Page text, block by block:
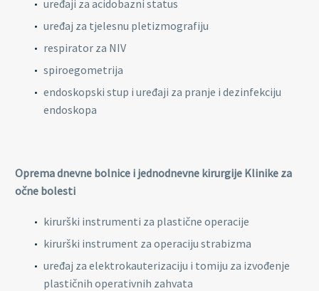
uređaji za acidobazni status
uređaj za tjelesnu pletizmografiju
respirator za NIV
spiroegometrija
endoskopski stup i uređaji za pranje i dezinfekciju
endoskopa
Oprema dnevne bolnice i jednodnevne kirurgije Klinike za
očne bolesti
kirurški instrumenti za plastične operacije
kirurški instrument za operaciju strabizma
uređaj za elektrokauterizaciju i tomiju za izvođenje
plastičnih operativnih zahvata